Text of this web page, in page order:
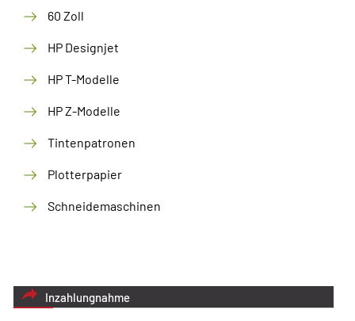
60 Zoll
HP Designjet
HP T-Modelle
HP Z-Modelle
Tintenpatronen
Plotterpapier
Schneidemaschinen
Inzahlungnahme